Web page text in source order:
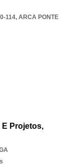
114, ARCA PONTE
Projetos,